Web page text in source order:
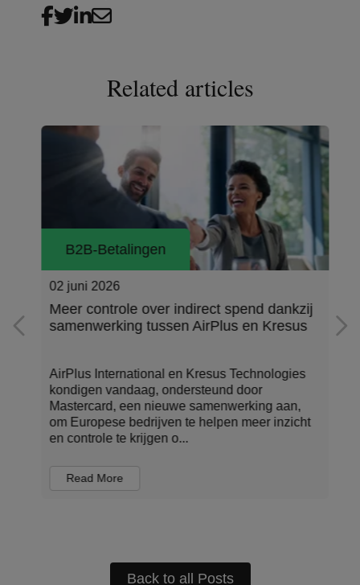
Related articles
B2B-Betalingen
02 juni 2026
Meer controle over indirect spend dankzij
samenwerking tussen AirPlus en Kresus
AirPlus International en Kresus Technologies
kondigen vandaag, ondersteund door
Mastercard, een nieuwe samenwerking aan,
om Europese bedrijven te helpen meer inzicht
en controle te krijgen o...
Read More
Back to all Posts